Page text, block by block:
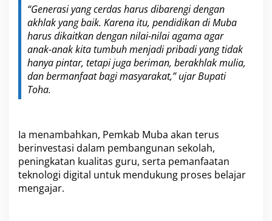
“Generasi yang cerdas harus dibarengi dengan
akhlak yang baik. Karena itu, pendidikan di Muba
harus dikaitkan dengan nilai-nilai agama agar
anak-anak kita tumbuh menjadi pribadi yang tidak
hanya pintar, tetapi juga beriman, berakhlak mulia,
dan bermanfaat bagi masyarakat,” ujar Bupati
Toha.
Ia menambahkan, Pemkab Muba akan terus
berinvestasi dalam pembangunan sekolah,
peningkatan kualitas guru, serta pemanfaatan
teknologi digital untuk mendukung proses belajar
mengajar.